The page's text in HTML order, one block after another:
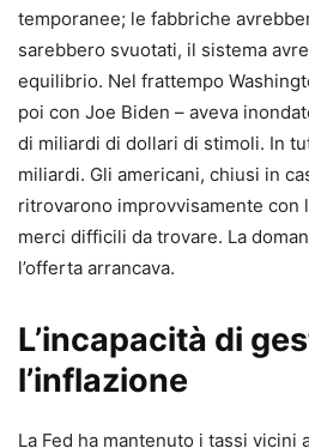
temporanee; le fabbriche
sarebbero svuotati, il sistema
equilibrio. Nel frattempo
poi con Joe Biden – aveva
di miliardi di dollari di stimoli. In
miliardi. Gli americani, chiusi in
ritrovarono improvvisamente con
merci difficili da trovare. La
l’offerta arrancava.
L’incapacità di
l’inflazione
La Fed ha mantenuto i tassi vicini